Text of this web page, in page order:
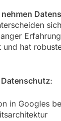
und hat
:
in Googles